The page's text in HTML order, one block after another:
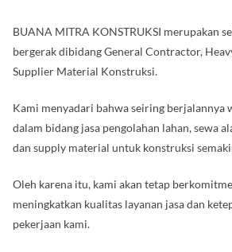
BUANA MITRA KONSTRUKSI merupakan
bergerak dibidang General Contractor,
Supplier Material Konstruksi.
Kami menyadari bahwa seiring berjalannya
dalam bidang jasa pengolahan lahan, sewa
dan supply material untuk konstruksi
Oleh karena itu, kami akan tetap
meningkatkan kualitas layanan jasa dan
pekerjaan kami.